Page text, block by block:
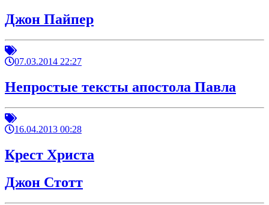
Джон Пайпер
07.03.2014 22:27
Непростые тексты апостола Павла
16.04.2013 00:28
Крест Христа
Джон Стотт